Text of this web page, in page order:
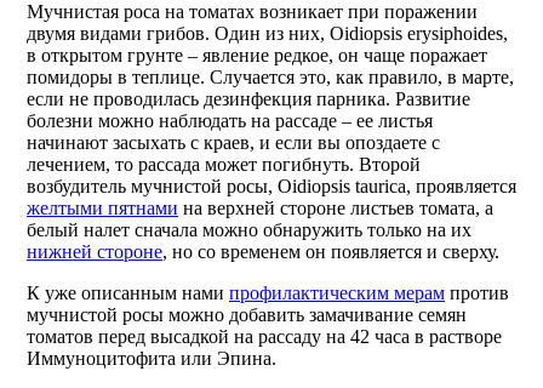
Мучнистая роса на томатах возникает при поражении
двумя видами грибов. Один из них, Oidiopsis erysiphoides,
в открытом грунте – явление редкое, он чаще поражает
помидоры в теплице. Случается это, как правило, в марте,
если не проводилась дезинфекция парника. Развитие
болезни можно наблюдать на рассаде – ее листья
начинают засыхать с краев, и если вы опоздаете с
лечением, то рассада может погибнуть. Второй
возбудитель мучнистой росы, Oidiopsis taurica, проявляется
желтыми пятнами на верхней стороне листьев томата, а
белый налет сначала можно обнаружить только на их
нижней стороне, но со временем он появляется и сверху.
К уже описанным нами профилактическим мерам против
мучнистой росы можно добавить замачивание семян
томатов перед высадкой на рассаду на 42 часа в растворе
Иммуноцитофита или Эпина.